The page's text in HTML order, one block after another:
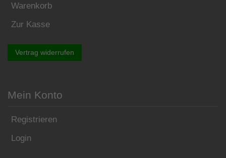
Warenkorb
Zur Kasse
Vertrag widerrufen
Mein Konto
Registrieren
Login